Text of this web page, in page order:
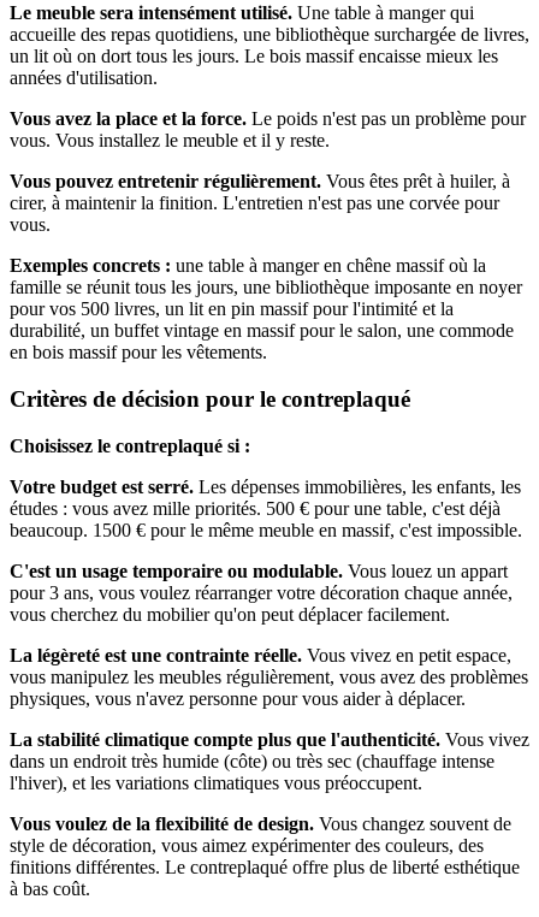
Le meuble sera intensément utilisé. Une table à manger qui
accueille des repas quotidiens, une bibliothèque surchargée de livres,
un lit où on dort tous les jours. Le bois massif encaisse mieux les
années d'utilisation.
Vous avez la place et la force. Le poids n'est pas un problème pour
vous. Vous installez le meuble et il y reste.
Vous pouvez entretenir régulièrement. Vous êtes prêt à huiler, à
cirer, à maintenir la finition. L'entretien n'est pas une corvée pour
vous.
Exemples concrets : une table à manger en chêne massif où la
famille se réunit tous les jours, une bibliothèque imposante en noyer
pour vos 500 livres, un lit en pin massif pour l'intimité et la
durabilité, un buffet vintage en massif pour le salon, une commode
en bois massif pour les vêtements.
Critères de décision pour le contreplaqué
Choisissez le contreplaqué si :
Votre budget est serré. Les dépenses immobilières, les enfants, les
études : vous avez mille priorités. 500 € pour une table, c'est déjà
beaucoup. 1500 € pour le même meuble en massif, c'est impossible.
C'est un usage temporaire ou modulable. Vous louez un appart
pour 3 ans, vous voulez réarranger votre décoration chaque année,
vous cherchez du mobilier qu'on peut déplacer facilement.
La légèreté est une contrainte réelle. Vous vivez en petit espace,
vous manipulez les meubles régulièrement, vous avez des problèmes
physiques, vous n'avez personne pour vous aider à déplacer.
La stabilité climatique compte plus que l'authenticité. Vous vivez
dans un endroit très humide (côte) ou très sec (chauffage intense
l'hiver), et les variations climatiques vous préoccupent.
Vous voulez de la flexibilité de design. Vous changez souvent de
style de décoration, vous aimez expérimenter des couleurs, des
finitions différentes. Le contreplaqué offre plus de liberté esthétique
à bas coût.